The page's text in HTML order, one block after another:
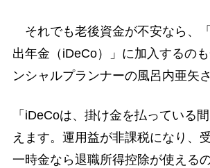
それでも老後資金が不安なら、
出年金（iDeCo）」に加入するの
ンシャルプランナーの風呂内亜矢
「iDeCoは、掛け金を払っている
えます。運用益が非課税になり、
一時金なら退職所得控除が使える